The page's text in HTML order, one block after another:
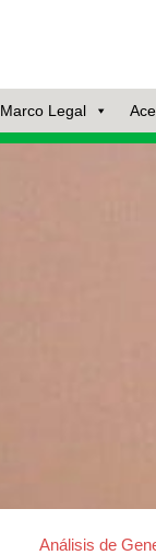
Marco Legal
Análisis de